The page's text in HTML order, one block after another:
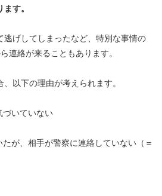
す。
逃げしてしまったなど、特別な事情の
連絡が来ることもあります。
以下の理由が考えられます。
づいていない
が、相手が警察に連絡していない（＝